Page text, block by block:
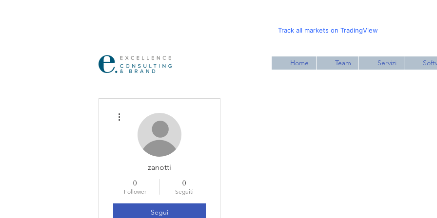
Track all markets on TradingView
Home Team Servizi
zanotti
0
Follower
0
Seguiti
Segui